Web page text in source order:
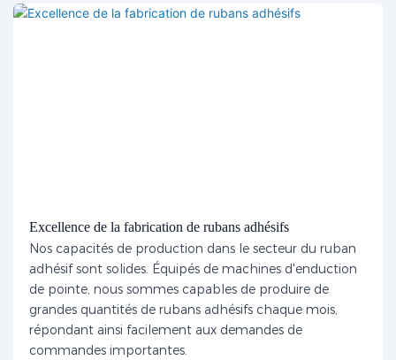
Excellence de la fabrication de rubans adhésifs
Nos capacités de production dans le secteur du ruban
adhésif sont solides. Équipés de machines d'enduction
de pointe, nous sommes capables de produire de
grandes quantités de rubans adhésifs chaque mois,
répondant ainsi facilement aux demandes de
commandes importantes.